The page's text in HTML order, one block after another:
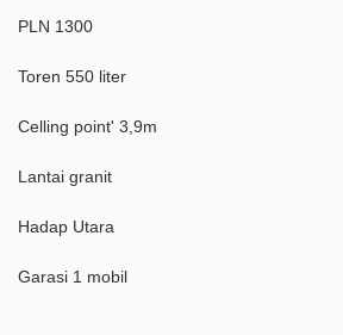
PLN 1300
Toren 550 liter
Celling point' 3,9m
Lantai granit
Hadap Utara
Garasi 1 mobil